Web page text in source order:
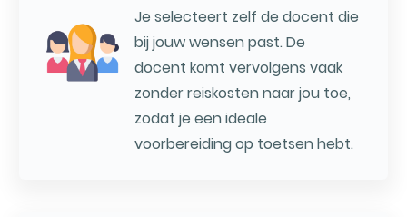
Je selecteert zelf de docent die
bij jouw wensen past. De
docent komt vervolgens vaak
zonder reiskosten naar jou toe,
zodat je een ideale
voorbereiding op toetsen hebt.